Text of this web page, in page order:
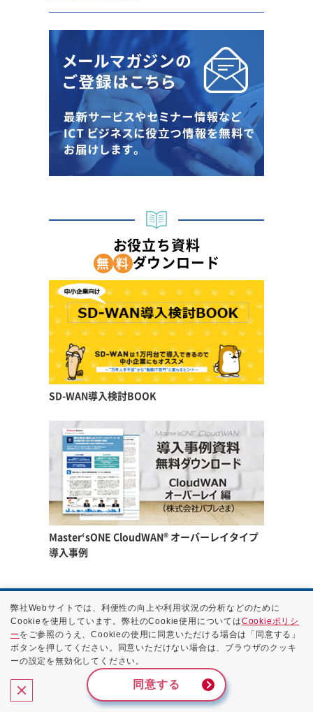
お役立ち資料
無 料 ダウンロード
SD-WAN導入検討BOOK
Master‘sONE CloudWAN® オーバーレイタイプ
導入事例
災害・工事・故障情報
よくあるご質問
個人情報保護方針（プライバシーポリシー）
弊社Webサイトでは、利便性の向上や利用状況の分析などのために
Cookieを使用しています。弊社のCookie使用についてはCookieポリシ
ー をご参照のうえ、Cookieの使用に同意いただける場合は「同意する」
ボタンを押してください。同意いただけない場合は、ブラウザのクッキ
ーの設定を無効化してください。
同意する